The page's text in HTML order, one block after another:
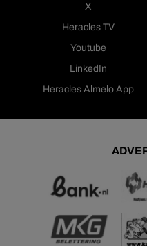
X
Heracles TV
Youtube
LinkedIn
Heracles Almelo App